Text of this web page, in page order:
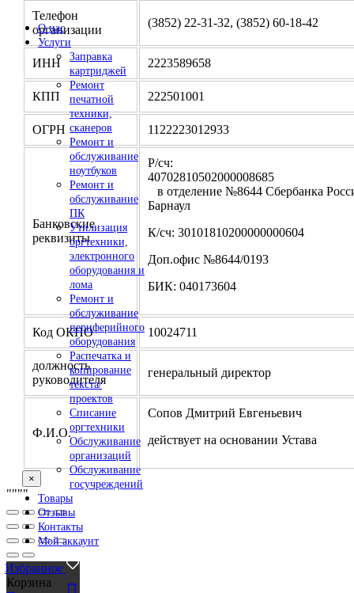
О нас
Услуги
Заправка
картриджей
Ремонт
печатной
техники,
сканеров
Ремонт и
обслуживание
ноутбуков
Ремонт и
обслуживание
ПК
Утилизация
оргтехники,
электронного
оборудования и
лома
Ремонт и
обслуживание
периферийного
оборудования
Распечатка и
копирование
текста/
проектов
Списание
оргтехники
Обслуживание
организаций
Обслуживание
госучреждений
Товары
Отзывы
Контакты
Мой аккаунт
Телефон
организации
(3852) 22-31-32, (3852) 60-18-42
ИНН 2223589658
КПП 222501001
ОГРН 1122223012933
Банковские
реквизиты
Р/сч:
в отделение №8644 Сбербанка
Барнаул
К/сч: 30101810200000000604
Доп.офис №8644/0193
БИК: 040173604
Код ОКПО 10024711
должность
руководителя
генеральный директор
Ф.И.О.
Сопов Дмитрий Евгеньевич
действует на основании Устава
×
""""